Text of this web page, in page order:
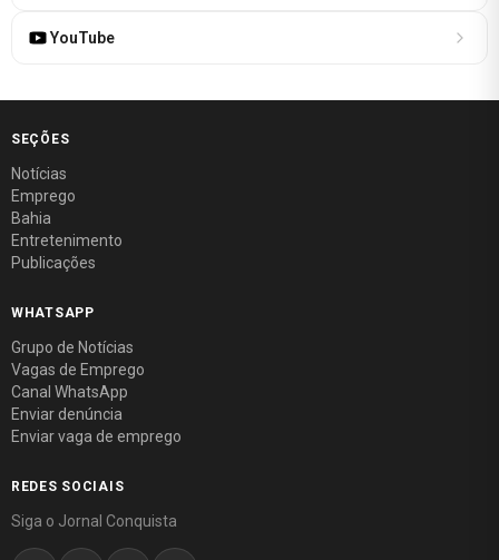
YouTube
SEÇÕES
Notícias
Emprego
Bahia
Entretenimento
Publicações
WHATSAPP
Grupo de Notícias
Vagas de Emprego
Canal WhatsApp
Enviar denúncia
Enviar vaga de emprego
REDES SOCIAIS
Siga o Jornal Conquista